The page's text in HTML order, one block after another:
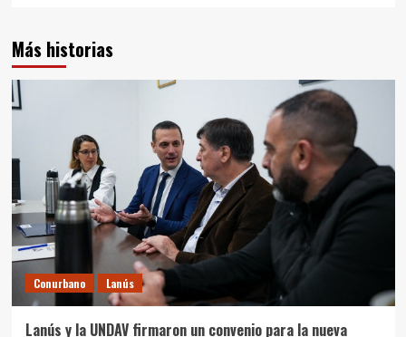
Más historias
Conurbano Lanús
Lanús y la UNDAV firmaron un convenio para la nueva